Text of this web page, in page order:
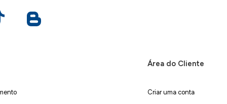
Área do Cliente
Criar uma conta